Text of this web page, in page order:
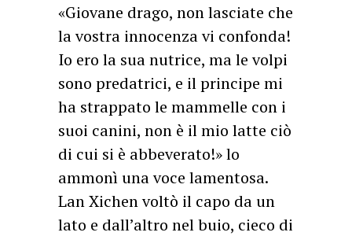
«Giovane drago, non lasciate che
la vostra innocenza vi confonda!
Io ero la sua nutrice, ma le volpi
sono predatrici, e il principe mi
ha strappato le mammelle con i
suoi canini, non è il mio latte ciò
di cui si è abbeverato!» lo
ammonì una voce lamentosa.
Lan Xichen voltò il capo da un
lato e dall’altro nel buio, cieco di